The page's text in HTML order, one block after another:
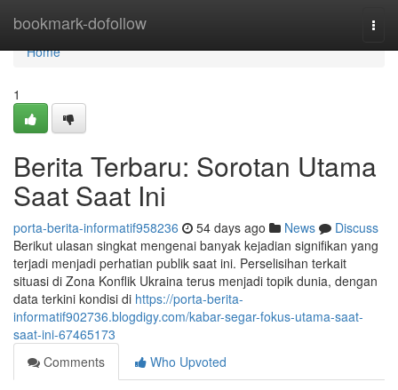
bookmark-dofollow
Home
Home
1
Berita Terbaru: Sorotan Utama
Saat Saat Ini
porta-berita-informatif958236 54 days ago News
Discuss
Berikut ulasan singkat mengenai banyak kejadian signifikan yang
terjadi menjadi perhatian publik saat ini. Perselisihan terkait
situasi di Zona Konflik Ukraina terus menjadi topik dunia, dengan
data terkini kondisi di https://porta-berita-
informatif902736.blogdigy.com/kabar-segar-fokus-utama-saat-
saat-ini-67465173
Comments
Who Upvoted